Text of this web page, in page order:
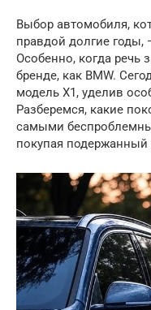
Выбор автомобиля,
правдой долгие годы,
Особенно, когда речь
бренде, как BMW.
модель X1, уделив
Разберемся, какие
самыми
покупая подержанный